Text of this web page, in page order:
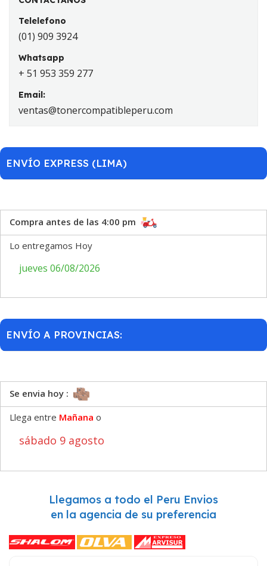
Telelefono
(01) 909 3924
Whatsapp
+ 51 953 359 277
Email:
ventas@tonercompatibleperu.com
ENVÍO EXPRESS (LIMA)
Compra antes de las 4:00 pm
Lo entregamos Hoy
jueves 06/08/2026
ENVÍO A PROVINCIAS:
Se envia hoy :
Llega entre Mañana o
sábado 9 agosto
Llegamos a todo el Peru Envios
en la agencia de su preferencia